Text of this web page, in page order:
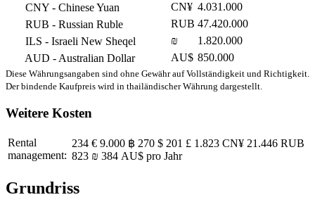
CNY - Chinese Yuan CN¥ 4.031.000
RUB - Russian Ruble RUB 47.420.000
ILS - Israeli New Sheqel ₪
1.820.000
AUD - Australian Dollar AU$ 850.000
Diese Währungsangaben sind ohne Gewähr auf Vollständigkeit und Richtigkeit.
Der bindende Kaufpreis wird in thailändischer Währung dargestellt.
Weitere Kosten
Rental
management:
234 € 9.000 ฿ 270 $ 201 £ 1.823 CN¥ 21.446 RUB
823 ₪ 384 AU$ pro Jahr
Grundriss